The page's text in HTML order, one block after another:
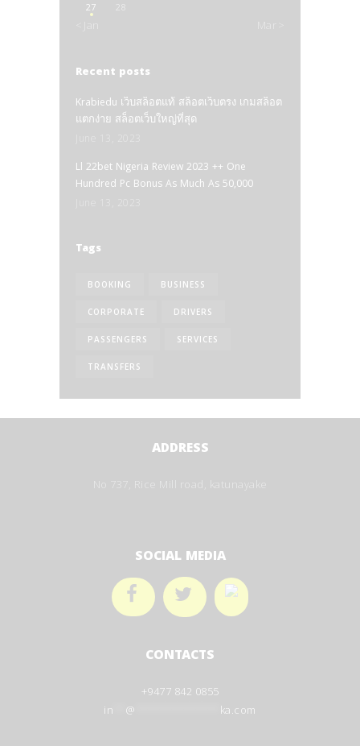
27
Recent posts
Krabiedu เว็บสล็อตแท้ สล็อตเว็บตรง เกมสล็อต
แตกง่าย สล็อตเว็บใหญ่ที่สุด
Ll 22bet Nigeria Review 2023 ++ One
Hundred Pc Bonus As Much As 50,000
Tags
BOOKING BUSINESS
CORPORATE DRIVERS
PASSENGERS SERVICES
TRANSFERS
ADDRESS
No 737, Rice Mill road, katunayake
SOCIAL MEDIA
CONTACTS
+9477 842 0855
in
@ ka.com